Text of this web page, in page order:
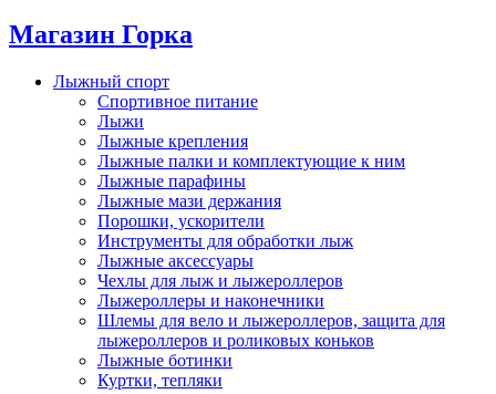
Магазин Горка
Лыжный спорт
Спортивное питание
Лыжи
Лыжные крепления
Лыжные палки и комплектующие к ним
Лыжные парафины
Лыжные мази держания
Порошки, ускорители
Инструменты для обработки лыж
Лыжные аксессуары
Чехлы для лыж и лыжероллеров
Лыжероллеры и наконечники
Шлемы для вело и лыжероллеров, защита для
лыжероллеров и роликовых коньков
Лыжные ботинки
Куртки, тепляки